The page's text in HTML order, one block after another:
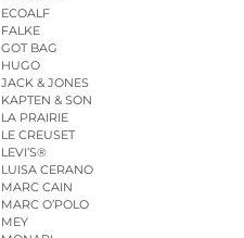
ECOALF
FALKE
GOT BAG
HUGO
JACK & JONES
KAPTEN & SON
LA PRAIRIE
LE CREUSET
LEVI’S®
LUISA CERANO
MARC CAIN
MARC O’POLO
MEY